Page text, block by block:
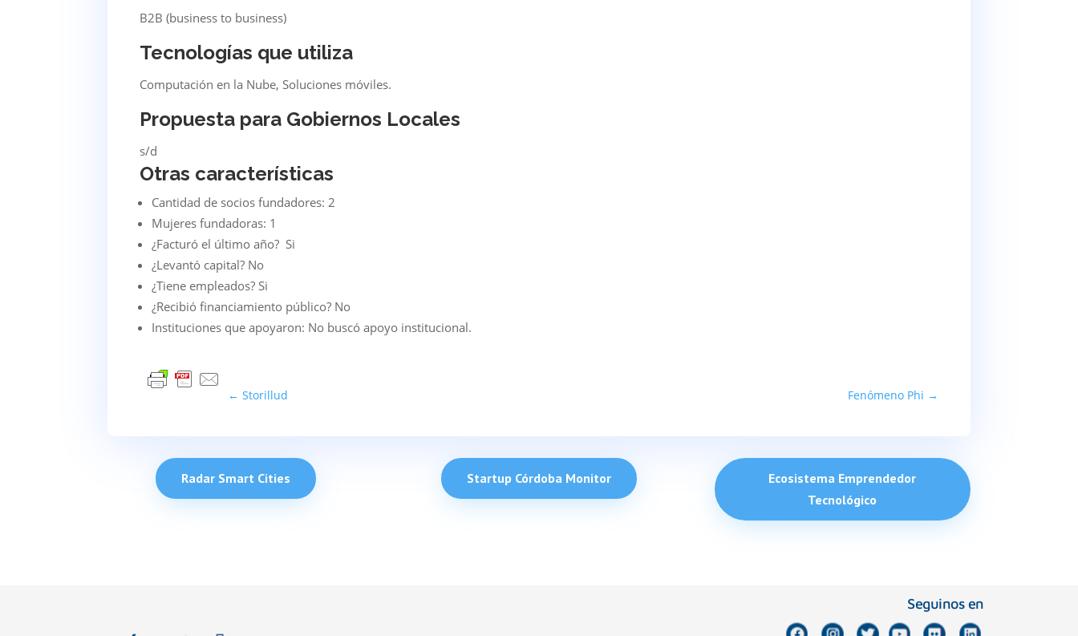
B2B (business to business)
Tecnologías que utiliza
Computación en la Nube, Soluciones móviles.
Propuesta para Gobiernos Locales
s/d
Otras características
Cantidad de socios fundadores: 2
Mujeres fundadoras: 1
¿Facturó el último año? Si
¿Levantó capital? No
¿Tiene empleados? Si
¿Recibió financiamiento público? No
Instituciones que apoyaron: No buscó apoyo institucional.
←Storillud Fenómeno Phi →
Radar Smart Cities Startup Córdoba Monitor
Ecosistema Emprendedor
Tecnológico
Seguinos en